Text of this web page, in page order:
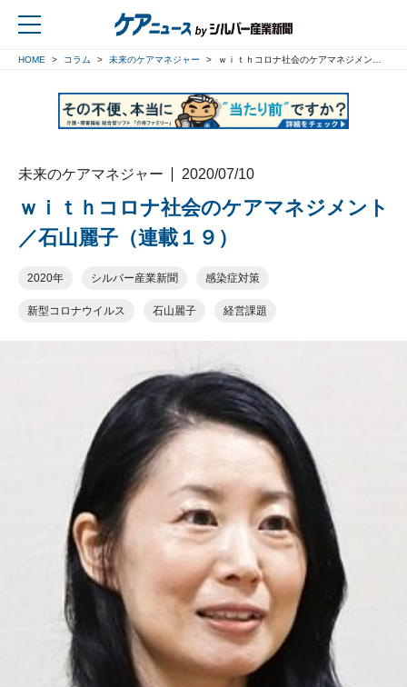
HOME コラム 未来のケアマネジャー ｗｉｔｈコロナ社会のケアマネジメント／石山麗子（連載１９）
未来のケアマネジャー 2020/07/10
ｗｉｔｈコロナ社会のケアマネジメント
／石山麗子（連載１９）
2020年 シルバー産業新聞 感染症対策
新型コロナウイルス 石山麗子 経営課題